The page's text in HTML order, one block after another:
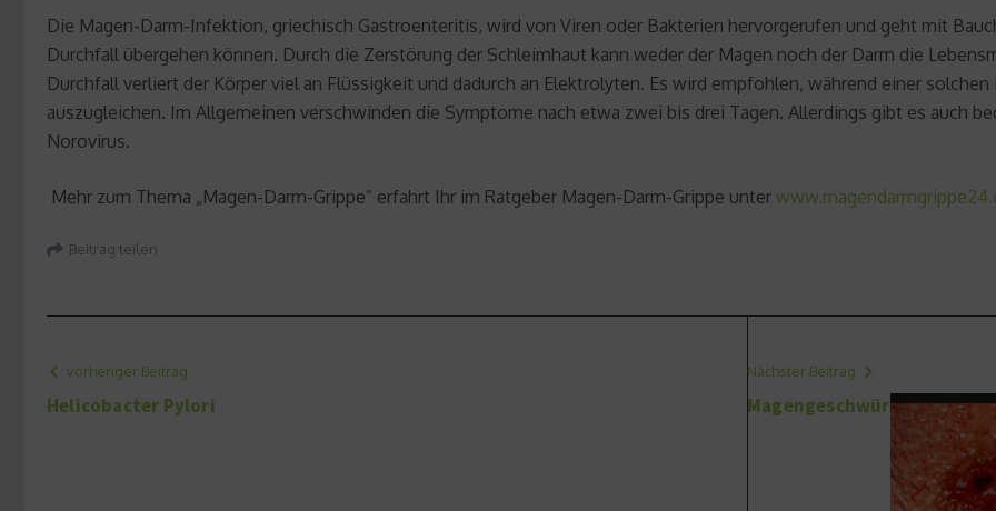
Die Magen-Darm-Infektion, griechisch Gastroenteritis, wird von Viren oder Bakterien hervorgerufen und geht mit
Durchfall übergehen können. Durch die Zerstörung der Schleimhaut kann weder der Magen noch der Darm die
Durchfall verliert der Körper viel an Flüssigkeit und dadurch an Elektrolyten. Es wird empfohlen, während einer
auszugleichen. Im Allgemeinen verschwinden die Symptome nach etwa zwei bis drei Tagen. Allerdings gibt es auch
Norovirus.
Mehr zum Thema „Magen-Darm-Grippe“ erfahrt Ihr im Ratgeber Magen-Darm-Grippe unter
Beitrag teilen
vorheriger Beitrag
Helicobacter Pylori
Nächster Beitrag
Magengeschwür